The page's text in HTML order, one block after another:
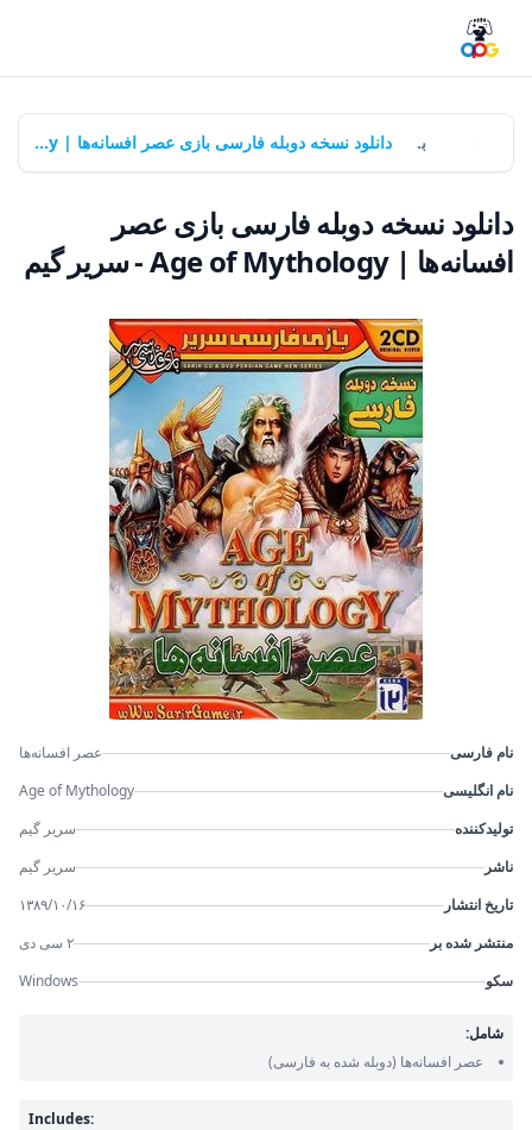
بازی‌ها دانلود نسخه دوبله فارسی بازی عصر افسانه‌ها | Age of Mythology - سریر گیم
دانلود نسخه دوبله فارسی بازی عصر
افسانه‌ها | Age of Mythology - سریر گیم
نام فارسی
عصر افسانه‌ها
نام انگلیسی
Age of Mythology
تولیدکننده
سریر گیم
ناشر
سریر گیم
تاریخ انتشار
۱۳۸۹/۱۰/۱۶
منتشر شده بر
۲ سی دی
سکو
Windows
شامل:
عصر افسانه‌ها (دوبله شده به فارسی)
Includes: